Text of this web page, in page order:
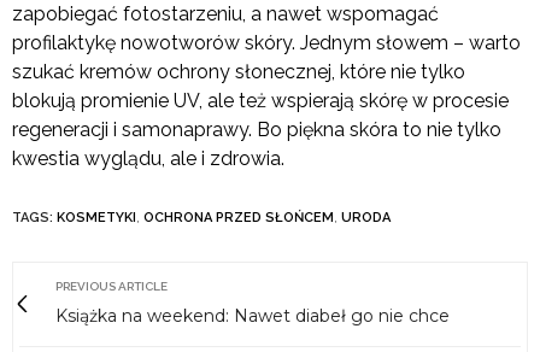
zapobiegać fotostarzeniu, a nawet wspomagać
profilaktykę nowotworów skóry. Jednym słowem – warto
szukać kremów ochrony słonecznej, które nie tylko
blokują promienie UV, ale też wspierają skórę w procesie
regeneracji i samonaprawy. Bo piękna skóra to nie tylko
kwestia wyglądu, ale i zdrowia.
TAGS: KOSMETYKI, OCHRONA PRZED SŁOŃCEM, URODA
PREVIOUS ARTICLE
Książka na weekend: Nawet diabeł go nie chce